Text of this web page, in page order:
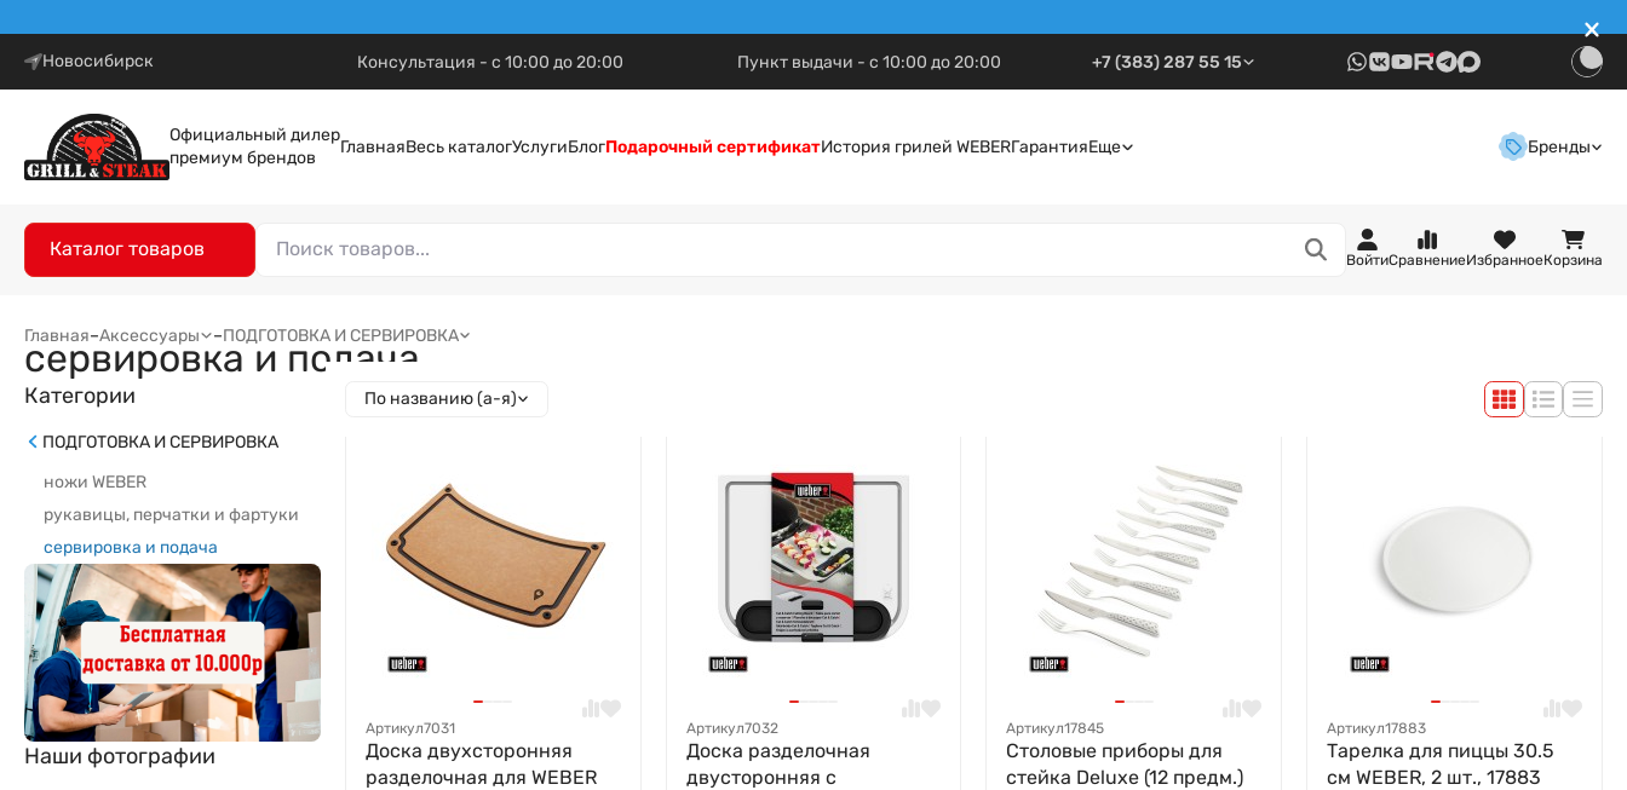
Новосибирск Консультация - с 10:00 до 20:00 Пункт выдачи - с 10:00 до 20:00 +7 (383) 287 55 15
Официальный дилер
премиум брендов
ГлавнаяВесь каталогУслугиБлогПодарочный сертификатИстория грилей WEBERГарантияЕще Бренды
Каталог товаров
ВойтиСравнениеИзбранноеКорзина
Главная–Аксессуары –ПОДГОТОВКА И СЕРВИРОВКА
сервировка и подача
По названию (а-я)
Артикул7031
Доска двухсторонняя
разделочная для WEBER
Артикул7032
Доска разделочная
двусторонняя с
Артикул17845
Столовые приборы для
стейка Deluxe (12 предм.)
Артикул17883
Тарелка для пиццы 30.5
см WEBER, 2 шт., 17883
Категории
ПОДГОТОВКА И СЕРВИРОВКА
ножи WEBER
рукавицы, перчатки и фартуки
сервировка и подача
Наши фотографии